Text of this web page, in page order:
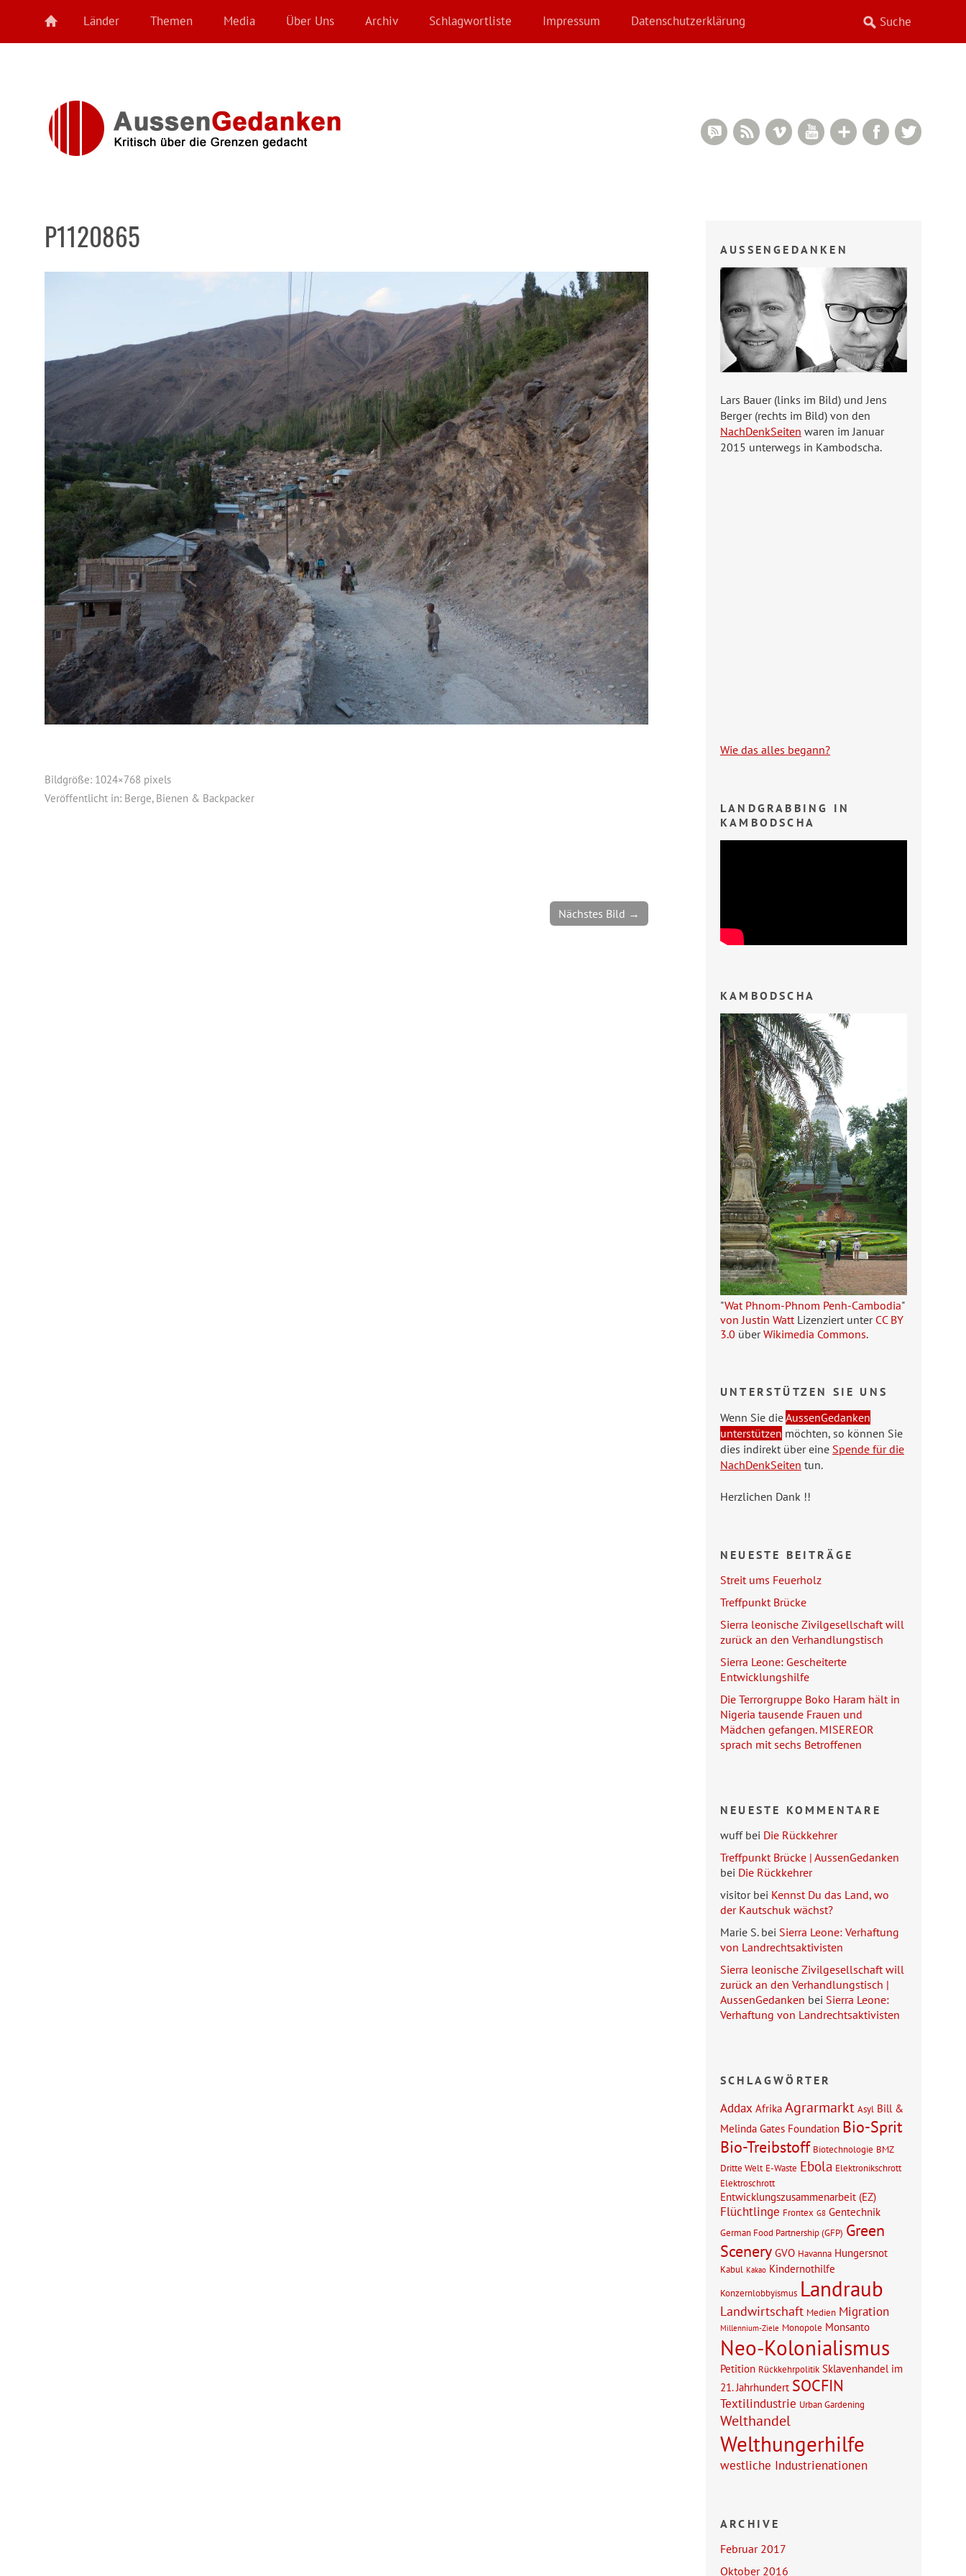
Länder Themen Media Über Uns Archiv Schlagwortliste Impressum Datenschutzerklärung
Facebook
Google+
YouTube
Vimeo
RSS Feed
RSS Comments
P1120865
Bildgröße: 1024×768 pixels
Veröffentlicht in: Berge, Bienen & Backpacker
Nächstes Bild →
AUSSENGEDANKEN
Lars Bauer (links im Bild) und Jens
Berger (rechts im Bild) von den
NachDenkSeiten waren im Januar
2015 unterwegs in Kambodscha.
Wie das alles begann?
LANDGRABBING IN
KAMBODSCHA
KAMBODSCHA
"Wat Phnom-Phnom Penh-Cambodia"
von Justin WattLizenziert unter CC BY
3.0 überWikimedia Commons.
UNTERSTÜTZEN SIE UNS
Wenn Sie dieAussenGedanken
unterstützen möchten, so können Sie
dies indirekt über eine Spende für die
NachDenkSeiten tun.
Herzlichen Dank !!
NEUESTE BEITRÄGE
Streit ums Feuerholz
Treffpunkt Brücke
Sierra leonische Zivilgesellschaft will
zurück an den Verhandlungstisch
Sierra Leone: Gescheiterte
Entwicklungshilfe
Die Terrorgruppe Boko Haram hält in
Nigeria tausende Frauen und
Mädchen gefangen. MISEREOR
sprach mit sechs Betroffenen
NEUESTE KOMMENTARE
wuffbei Die Rückkehrer
Treffpunkt Brücke | AussenGedanken
bei Die Rückkehrer
visitorbei Kennst Du das Land, wo
der Kautschuk wächst?
Marie S.bei Sierra Leone: Verhaftung
von Landrechtsaktivisten
Sierra leonische Zivilgesellschaft will
zurück an den Verhandlungstisch |
AussenGedanken bei Sierra Leone:
Verhaftung von Landrechtsaktivisten
SCHLAGWÖRTER
Addax Afrika Agrarmarkt Asyl Bill &
Melinda Gates Foundation Bio-Sprit
Bio-Treibstoff Biotechnologie BMZ
Dritte Welt E-Waste Ebola Elektronikschrott
Elektroschrott
Entwicklungszusammenarbeit (EZ)
Flüchtlinge Frontex G8 Gentechnik
German Food Partnership (GFP) Green
Scenery GVO Havanna Hungersnot
Kabul Kakao Kindernothilfe
Konzernlobbyismus Landraub
Landwirtschaft Medien Migration
Millennium-Ziele Monopole Monsanto
Neo-Kolonialismus
Petition Rückkehrpolitik Sklavenhandel im
21. Jahrhundert SOCFIN
Textilindustrie Urban Gardening
Welthandel
Welthungerhilfe
westliche Industrienationen
ARCHIVE
Februar 2017
Oktober 2016